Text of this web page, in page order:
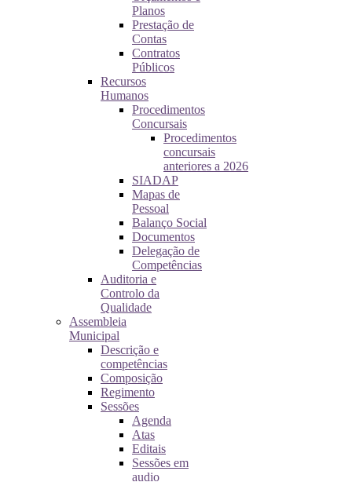
Planos
Prestação de
Contas
Contratos
Públicos
Recursos
Humanos
Procedimentos
Concursais
Procedimentos
concursais
anteriores a 2026
SIADAP
Mapas de
Pessoal
Balanço Social
Documentos
Delegação de
Competências
Auditoria e
Controlo da
Qualidade
Assembleia
Municipal
Descrição e
competências
Composição
Regimento
Sessões
Agenda
Atas
Editais
Sessões em
audio